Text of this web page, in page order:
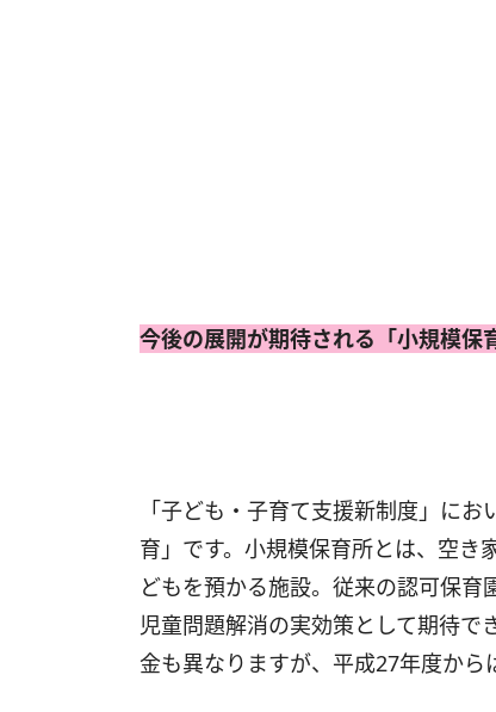
今後の展開が期待される「小規模保
「子ども・子育て支援新制度」に
育」です。小規模保育所とは、空き
どもを預かる施設。従来の認可保
児童問題解消の実効策として期待で
金も異なりますが、平成27年度から